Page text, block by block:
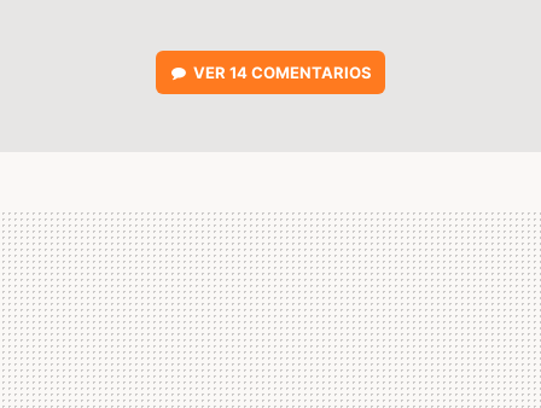
VER 14 COMENTARIOS